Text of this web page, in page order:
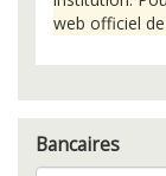
web officiel
Bancaires